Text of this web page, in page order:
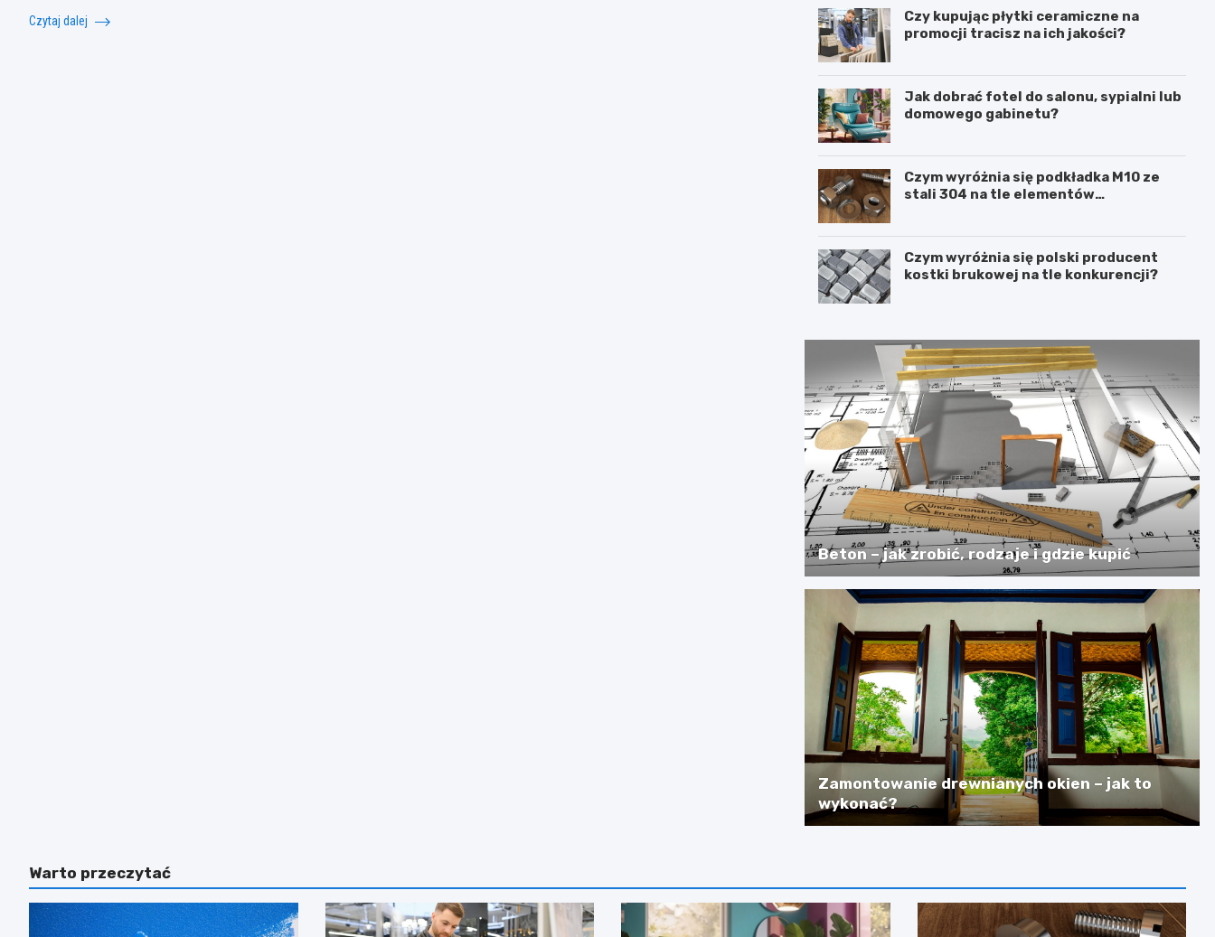
Czytaj dalej
Czy kupując płytki ceramiczne na
promocji tracisz na ich jakości?
Jak dobrać fotel do salonu, sypialni lub
domowego gabinetu?
Czym wyróżnia się podkładka M10 ze
stali 304 na tle elementów
Czym wyróżnia się polski producent
kostki brukowej na tle konkurencji?
Beton – jak zrobić, rodzaje i gdzie kupić
Zamontowanie drewnianych okien – jak to
wykonać?
Warto przeczytać